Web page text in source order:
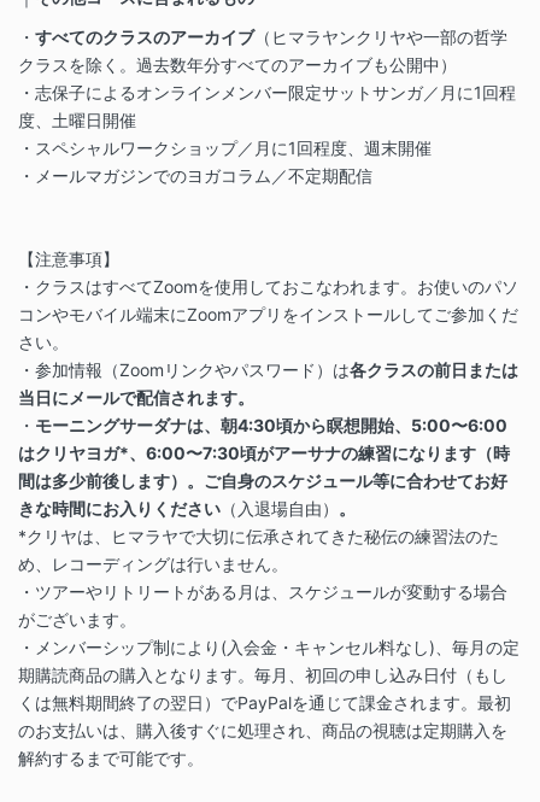
・ すべてのクラスのアーカイブ（ヒマラヤンクリヤや一部の哲学
クラスを除く。過去数年分すべてのアーカイブも公開中）
・志保子によるオンラインメンバー限定サットサンガ／月に1回程
度、土曜日開催
・スペシャルワークショップ／月に1回程度、週末開催
・メールマガジンでのヨガコラム／不定期配信
【注意事項】
・クラスはすべてZoomを使用しておこなわれます。お使いのパソ
コンやモバイル端末にZoomアプリをインストールしてご参加くだ
さい。
・参加情報（Zoomリンクやパスワード）は各クラスの前日または
当日にメールで配信されます。
・ モーニングサーダナは、朝4:30頃から瞑想開始、5:00〜6:00
はクリヤヨガ*、6:00〜7:30頃がアーサナの練習になります（時
間は多少前後します）。ご自身のスケジュール等に合わせてお好
きな時間にお入りください （入退場自由） 。
*クリヤは、ヒマラヤで大切に伝承されてきた秘伝の練習法のた
め、レコーディングは行いません。
・ツアーやリトリートがある月は、スケジュールが変動する場合
がございます。
・メンバーシップ制により(入会金・キャンセル料なし)、毎月の定
期購読商品の購入となります。毎月、初回の申し込み日付（もし
くは無料期間終了の翌日）でPayPalを通じて課金されます。最初
のお支払いは、購入後すぐに処理され、商品の視聴は定期購入を
解約するまで可能です。